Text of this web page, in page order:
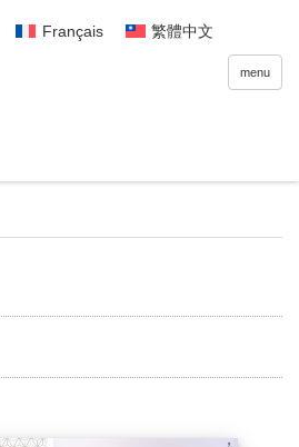
Français 繁體中文
menu